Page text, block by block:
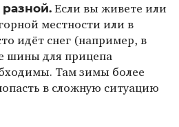
Если вы живете или
местности или в
идёт снег (например, в
шины для прицепа
Там зимы более
в сложную ситуацию